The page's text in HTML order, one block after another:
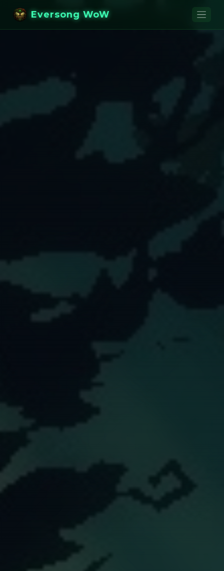
Eversong WoW